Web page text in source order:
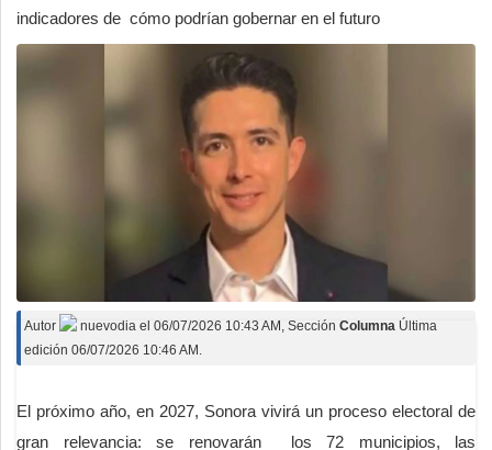
indicadores de cómo podrían gobernar en el futuro
Autor nuevodia el 06/07/2026 10:43 AM , Sección Columna Última
edición 06/07/2026 10:46 AM.
El próximo año, en 2027, Sonora vivirá un proceso electoral de
gran relevancia: se renovarán los 72 municipios, las